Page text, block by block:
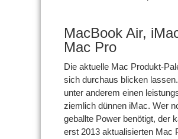
MacBook Air,
Mac Pro
Die aktuelle Mac Produkt-
sich durchaus blicken
unter anderem einen
ziemlich dünnen iMac. Wer
geballte Power benötigt, der
erst 2013 aktualisierten Mac